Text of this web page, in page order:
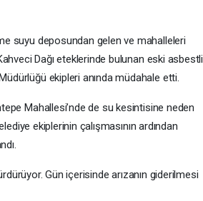
suyu deposundan gelen ve mahalleleri
Dağı eteklerinde bulunan eski asbestli
ekipleri anında müdahale etti.
Mahallesi’nde de su kesintisine neden
ekiplerinin çalışmasının ardından
Gün içerisinde arızanın giderilmesi